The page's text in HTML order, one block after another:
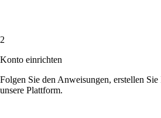
2
Konto einrichten
Folgen Sie den Anweisungen, erstellen
unsere Plattform.